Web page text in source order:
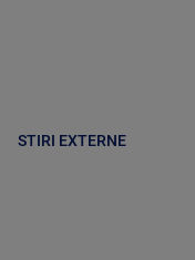
STIRI EXTERNE